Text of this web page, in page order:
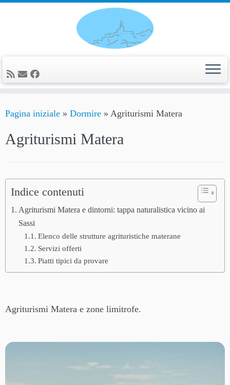
Pagina iniziale » Dormire » Agriturismi Matera
Agriturismi Matera
Indice contenuti
Agriturismi Matera e dintorni: tappa naturalistica vicino ai
Sassi
Elenco delle strutture agrituristiche materane
Servizi offerti
Piatti tipici da provare
Agriturismi Matera e zone limitrofe.